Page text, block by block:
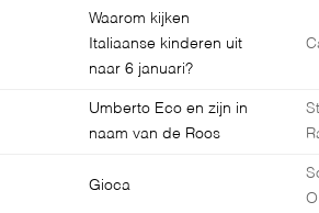
Waarom kijken
Italiaanse kinderen uit
naar 6 januari?
Umberto Eco en zijn in
naam van de Roos
Gioca